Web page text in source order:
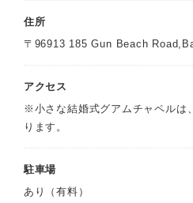
住所
〒96913 185 Gun Beach
アクセス
※小さな結婚式グアムチャペルは
ります。
駐車場
あり（有料）